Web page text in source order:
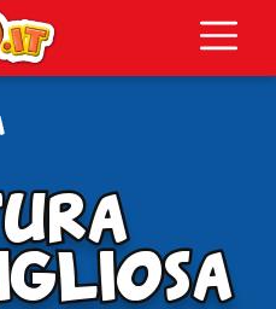
Topolino.it